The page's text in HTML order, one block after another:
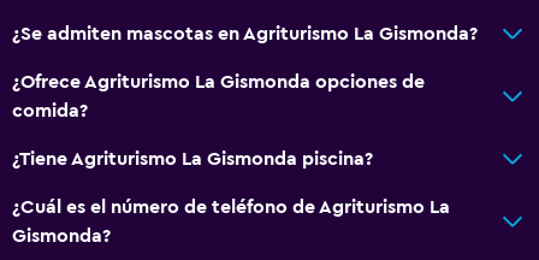
extra)
Para no fumadores
Plantas superiores accesibles por escaleras
Áreas designadas para fumadores
General
¿Se admiten mascotas en Agriturismo La Gismonda?
¿Ofrece Agriturismo La Gismonda opciones de
comida?
¿Tiene Agriturismo La Gismonda piscina?
¿Cuál es el número de teléfono de Agriturismo La
Gismonda?